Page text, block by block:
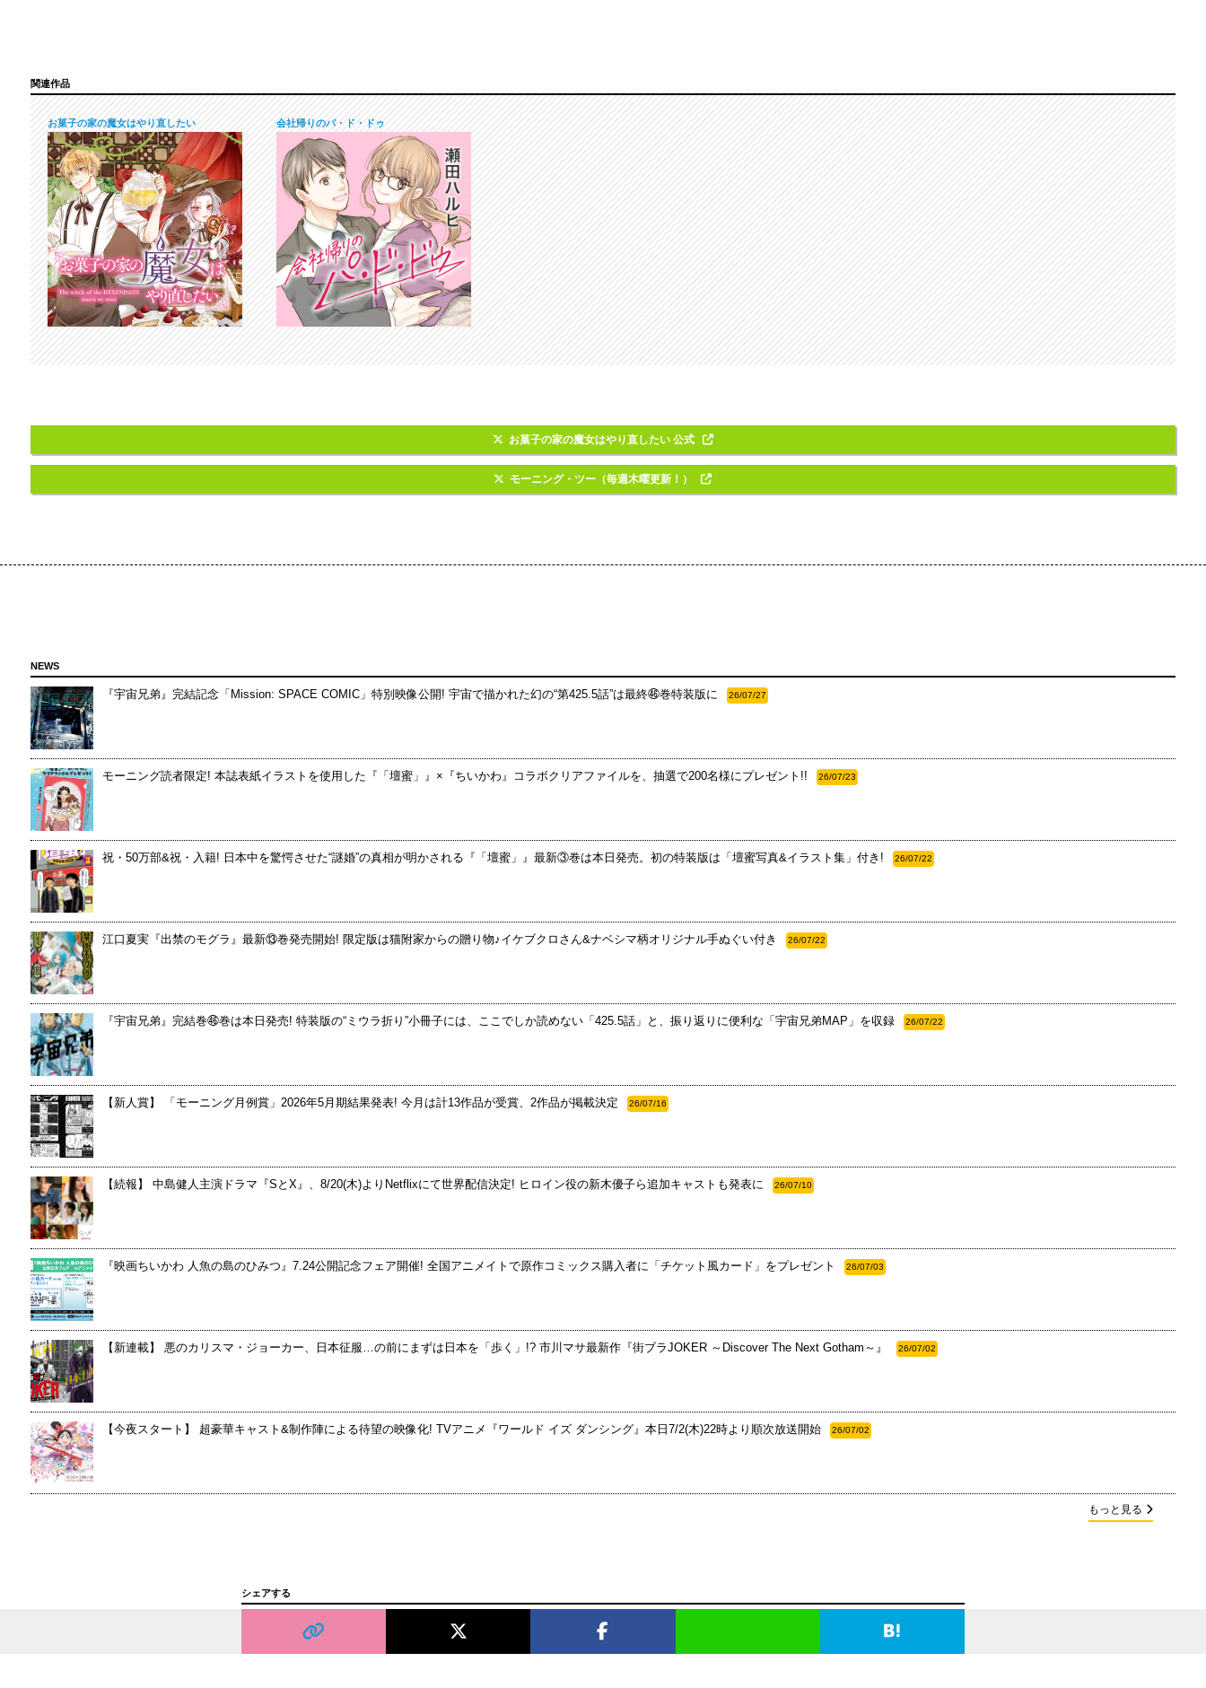
関連作品
お菓子の家の魔女はやり直したい 会社帰りのパ・ド・ドゥ
お菓子の家の魔女はやり直したい 公式
モーニング・ツー（毎週木曜更新！）
NEWS
『宇宙兄弟』完結記念「Mission: SPACE COMIC」特別映像公開! 宇宙で描かれた幻の“第425.5話”は最終㊻巻特装版に 26/07/27
モーニング読者限定! 本誌表紙イラストを使用した『「壇蜜」』×『ちいかわ』コラボクリアファイルを、抽選で200名様にプレゼント!! 26/07/23
祝・50万部&祝・入籍! 日本中を驚愕させた“謎婚”の真相が明かされる『「壇蜜」』最新③巻は本日発売。初の特装版は「壇蜜写真&イラスト集」付き! 26/07/22
江口夏実『出禁のモグラ』最新⑬巻発売開始! 限定版は猫附家からの贈り物♪イケブクロさん&ナベシマ柄オリジナル手ぬぐい付き 26/07/22
『宇宙兄弟』完結巻㊻巻は本日発売! 特装版の“ミウラ折り”小冊子には、ここでしか読めない「425.5話」と、振り返りに便利な「宇宙兄弟MAP」を収録 26/07/22
【新人賞】 「モーニング月例賞」2026年5月期結果発表! 今月は計13作品が受賞、2作品が掲載決定 26/07/16
【続報】 中島健人主演ドラマ『SとX』、8/20(木)よりNetflixにて世界配信決定! ヒロイン役の新木優子ら追加キャストも発表に 26/07/10
『映画ちいかわ 人魚の島のひみつ』7.24公開記念フェア開催! 全国アニメイトで原作コミックス購入者に「チケット風カード」をプレゼント 26/07/03
【新連載】 悪のカリスマ・ジョーカー、日本征服…の前にまずは日本を「歩く」!? 市川マサ最新作『街ブラJOKER ～Discover The Next Gotham～』 26/07/02
【今夜スタート】 超豪華キャスト&制作陣による待望の映像化! TVアニメ『ワールド イズ ダンシング』本日7/2(木)22時より順次放送開始 26/07/02
もっと見る
シェアする